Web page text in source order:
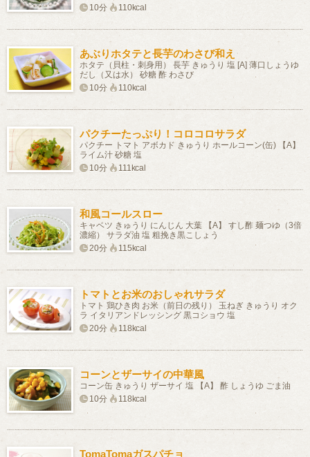
10分
110kcal
あぶりホタテと長芋のわさび和え
ホタテ（貝柱・刺身用） 長芋 きゅうり 塩 [A] 薄口しょうゆ
だし（又は水） 砂糖 酢 わさび
10分
110kcal
パクチーたっぷり！コロコロサラダ
パクチー トマト アボカド きゅうり ホールコーン(缶) 【A】
ライム汁 砂糖 塩
10分
111kcal
和風コールスロー
キャベツ きゅうり にんじん 大葉 【A】 すし酢 麺つゆ（3倍
濃縮） サラダ油 塩 粗挽き黒こしょう
20分
115kcal
トマトとお米のおしゃれサラダ
トマト 鶏ひき肉 お米（前日の残り） 玉ねぎ きゅうり オク
ラ イタリアンドレッシング 黒コショウ 塩
20分
118kcal
コーンとザーサイの中華風
コーン缶 きゅうり ザーサイ 塩 【A】 酢 しょうゆ ごま油
10分
118kcal
TomaTomaガスパチョ